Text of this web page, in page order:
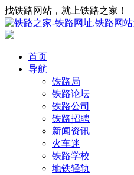
找铁路网站，就上铁路之家！
首页
导航
铁路局
铁路论坛
铁路公司
铁路招聘
新闻资讯
火车迷
铁路学校
地铁轻轨